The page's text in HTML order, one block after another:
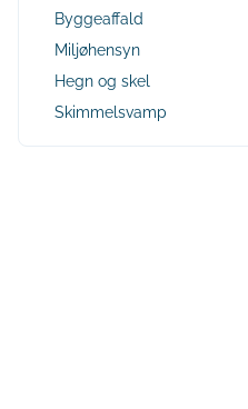
Byggeaffald
Miljøhensyn
Hegn og skel
Skimmelsvamp